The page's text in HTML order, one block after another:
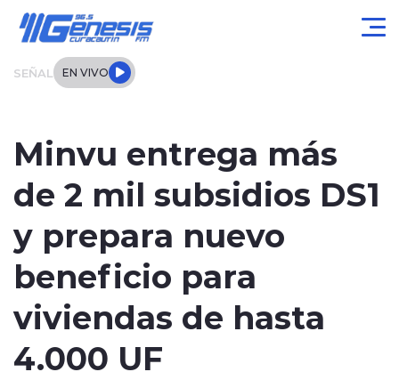
SEÑAL EN VIVO
Tendencias
Internacional
Entrevistas
Minvu entrega más
de 2 mil subsidios DS1
y prepara nuevo
beneficio para
viviendas de hasta
4.000 UF